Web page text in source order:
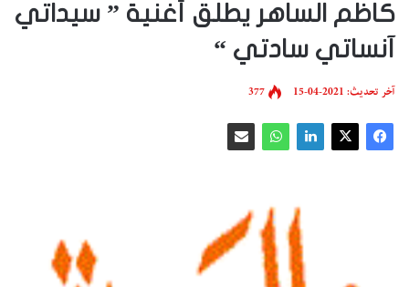
كاظم الساهر يطلق أغنية ” سيداتي
آنساتي سادتي “
آخر تحديث: 2021-04-15 377